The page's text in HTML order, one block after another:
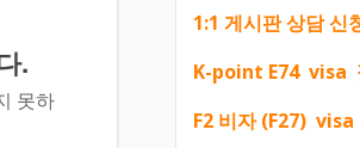
.
못하
1:1 게시판 상담 신
K-point E74 visa
F2 비자 (F27) visa